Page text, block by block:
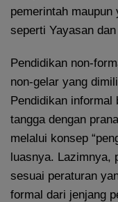
pemerintah maupun
seperti Yayasan
Pendidikan non-
non-gelar yang
Pendidikan informal
tangga dengan
melalui konsep
luasnya. Lazimnya,
sesuai peraturan
formal dari jenjang